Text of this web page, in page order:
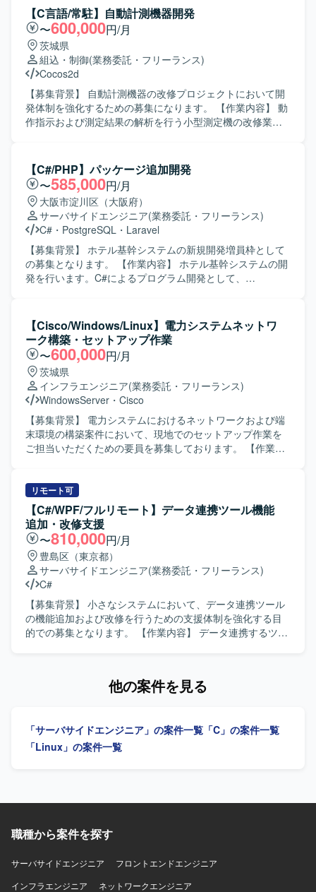
JavaおよびC言語を用いた機能実装や改修、動作確認、不具
合解析などを行っていただきます。 【求める人物像】 車載
機器分野の技術習得に前向きに取り組んでいただける方を
求めております。チームメンバーと円滑にコミュニケーシ
ョンを取りながら、自発的に課題解決に取り組める方が望
ましいです。 【ポジションの魅力】 車載機器向けの
Android開発に携わることで、組込分野とモバイル技術の両
面でスキルを高めていただけます。Linux環境での開発経験
を積むことで、今後のキャリアの幅を広げていただけるポ
開発を行います。shellスクリプトや各種Linuxコマンドを用
いた開発・検証環境が整備されています。
【C言語/常駐】自動計測機器開発
〜600,000円/月
茨城県
組込・制御(業務委託・フリーランス)
Cocos2d
【募集背景】 自動計測機器の改修プロジェクトにおいて開
発体制を強化するための募集になります。 【作業内容】 動
作指示および測定結果の解析を行う小型測定機の改修業務
ます。 【求める人物像】 C言語での開発経験を活かしなが
ら、計測機器分野の開発に主体的に取り組んでいただける
方を求めております。設計からテストまで責任感を持って
対応し、チーム内で積極的にコミュニケーションが取れる
方が望ましいです。 【ポジションの魅力】 小型測定機とい
う専門性の高いプロダクトの改修に携わることで、組込み
系および計測機器開発の知見を深めていただけます。上流
工程からテストまで幅広く経験できるため、エンジニアと
してのスキルアップが期待できます。 【開発環境】 C言語
【C#/PHP】パッケージ追加開発
〜585,000円/月
大阪市淀川区（大阪府）
サーバサイドエンジニア(業務委託・フリーランス)
C# ・ PostgreSQL ・ Laravel
【募集背景】 ホテル基幹システムの新規開発増員枠として
の募集となります。 【作業内容】 ホテル基幹システムの開
発を行います。C#によるプログラム開発として、
開発も担当していただきます。 【求める人物像】 C#とPHP
の両方での開発に柔軟に対応し、ホテル基幹システムの機
能追加や要件追加にも主体的に取り組んでいただける方を
求めています。 【ポジションの魅力】 ホテル基幹システム
の中核となる機能開発に携わることができ、多様な要件追
加を通じてC#およびPHPでの開発経験を幅広く積むことが
できます。 【開発環境】 C#, PHP, WebSocket, Laravel,
Vue3, PostgreSQL
【Cisco/Windows/Linux】電力システムネットワ
ーク構築・セットアップ作業
〜600,000円/月
茨城県
インフラエンジニア(業務委託・フリーランス)
WindowsServer ・ Cisco
【募集背景】 電力システムにおけるネットワークおよび端
末環境の構築案件において、現地でのセットアップ作業を
ご担当いただくための要員を募集しております。 【作業内
ます。Cisco CatalystやJuniper SRXなどのネットワーク機
器の設定を行い、WindowsやLinux環境でのルーティング設
定を実施していただきます。また、MDTを用いたタスクシ
ーケンスの作成およびMDT環境の構築を行っていただきま
す。 【求める人物像】 ネットワーク機器やOSの設定作業
に主体的に取り組み、仕様書を読み解きながら正確に構築
作業を進めていただける方を求めております。現地での作
業において、関係者と技術的な内容を日本語で円滑にコミ
ュニケーションできる方が望ましいです。 【ポジションの
魅力】 電力システムという社会インフラを支える領域で、
ネットワーク構築から端末セットアップまで一連の構築作
環境】 Cisco Catalyst、Juniper SRX、Windows系OS、
リモート可
【C#/WPF/フルリモート】データ連携ツール機能
追加・改修支援
〜810,000円/月
豊島区（東京都）
サーバサイドエンジニア(業務委託・フリーランス)
C#
【募集背景】 小さなシステムにおいて、データ連携ツール
の機能追加および改修を行うための支援体制を強化する目
的での募集となります。 【作業内容】 データ連携するツー
れる方を求めております。 【ポジションの魅力】 小規模な
システムであるため、上流工程から結合テストまで幅広い
C#を用いたサーバーサイド開発およびWPFを用いたフロン
てMVVM(Model-View-ViewModel)パターンを採用した構成
となります。
他の案件を見る
「サーバサイドエンジニア」の案件一覧 「C」の案件一覧
「Linux」の案件一覧
職種から案件を探す
サーバサイドエンジニア
フロントエンドエンジニア
インフラエンジニア
ネットワークエンジニア